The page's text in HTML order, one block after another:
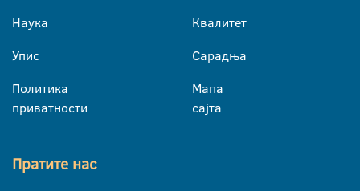
Наука
Упис
Политика
приватности
Квалитет
Сарадња
Мапа
сајта
Пратите нас